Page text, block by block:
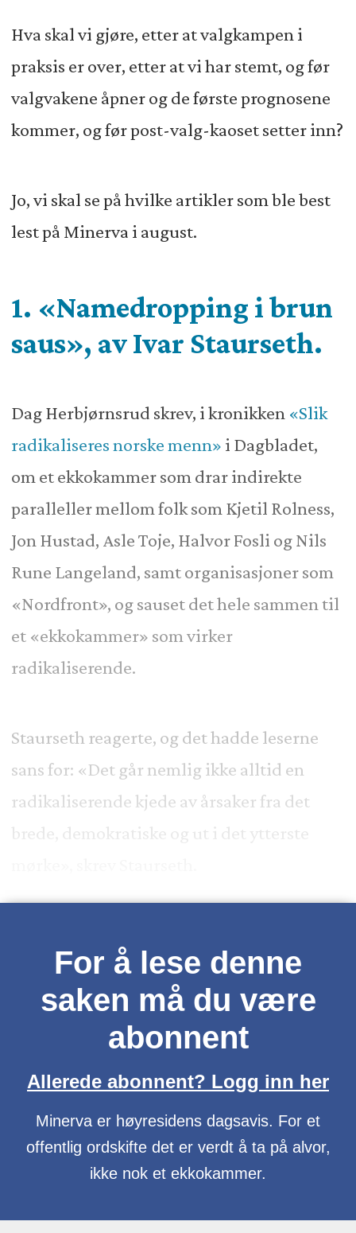
Hva skal vi gjøre, etter at valgkampen i
praksis er over, etter at vi har stemt, og før
valgvakene åpner og de første prognosene
kommer, og før post-valg-kaoset setter inn?
Jo, vi skal se på hvilke artikler som ble best
lest på Minerva i august.
1. «Namedropping i brun
saus», av Ivar Staurseth.
Dag Herbjørnsrud skrev, i kronikken «Slik
radikaliseres norske menn» i Dagbladet,
om et ekkokammer som drar indirekte
paralleller mellom folk som Kjetil Rolness,
Jon Hustad, Asle Toje, Halvor Fosli og Nils
Rune Langeland, samt organisasjoner som
«Nordfront», og sauset det hele sammen til
et «ekkokammer» som virker
radikaliserende.
Staurseth reagerte, og det hadde leserne
sans for: «Det går nemlig ikke alltid en
radikaliserende kjede av årsaker fra det
brede, demokratiske og ut i det ytterste
For å lese denne
saken må du være
abonnent
Allerede abonnent? Logg inn her
Minerva er høyresidens dagsavis. For et
offentlig ordskifte det er verdt å ta på alvor,
ikke nok et ekkokammer.